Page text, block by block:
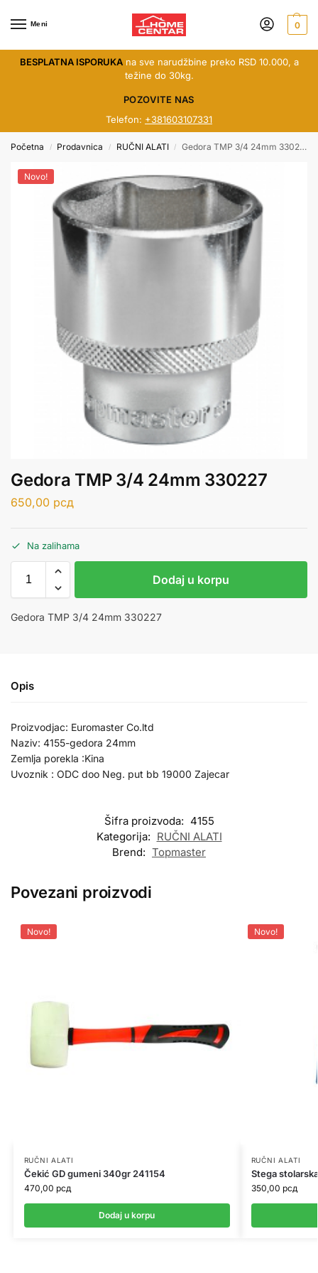
Meni 0
BESPLATNA ISPORUKAna sve narudžbine preko RSD 10.000, a
težine do 30kg.
POZOVITE NAS
Telefon: +381603107331
Početna / Prodavnica / RUČNI ALATI / Gedora TMP 3/4 24mm 330227
Novo!
Gedora TMP 3/4 24mm 330227
650,00 рсд
Na zalihama
Dodaj u korpu
Gedora TMP 3/4 24mm 330227
Opis
Proizvodjac: Euromaster Co.ltd
Naziv: 4155-gedora 24mm
Zemlja porekla :Kina
Uvoznik : ODC doo Neg. put bb 19000 Zajecar
Šifra proizvoda: 4155
Kategorija: RUČNI ALATI
Brend: Topmaster
Povezani proizvodi
Novo!
RUČNI ALATI
Čekić GD gumeni 340gr 241154
470,00 рсд
Dodaj u korpu
Novo!
RUČNI ALATI
Stega
350,00 рсд